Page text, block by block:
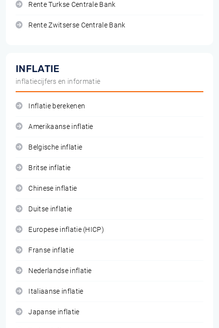
Rente Turkse Centrale Bank
Rente Zwitserse Centrale Bank
INFLATIE
inflatiecijfers en informatie
Inflatie berekenen
Amerikaanse inflatie
Belgische inflatie
Britse inflatie
Chinese inflatie
Duitse inflatie
Europese inflatie (HICP)
Franse inflatie
Nederlandse inflatie
Italiaanse inflatie
Japanse inflatie